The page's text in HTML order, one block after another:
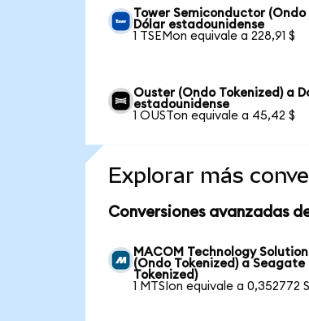
Tower Semiconductor (Ondo
Dólar estadounidense
1 TSEMon equivale a 228,91 $
Ouster (Ondo Tokenized) a
estadounidense
1 OUSTon equivale a 45,42 $
Explorar más
Conversiones avanzadas
MACOM Technology
(Ondo Tokenized) a Seagate
Tokenized)
1 MTSIon equivale a 0,352772